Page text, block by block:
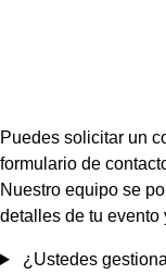
Puedes solicitar un
formulario de
Nuestro equipo se
detalles de tu evento
¿Ustedes